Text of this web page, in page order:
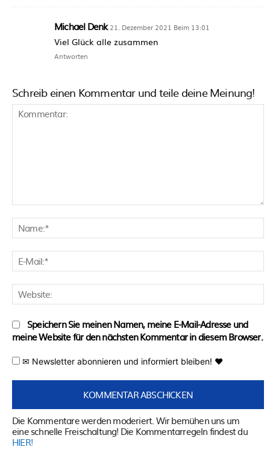
Michael Denk 21. Dezember 2021 Beim 13:01
Viel Glück alle zusammen
Antworten
Schreib einen Kommentar und teile deine Meinung!
Speichern Sie meinen Namen, meine E-Mail-Adresse und
meine Website für den nächsten Kommentar in diesem Browser.
✉ Newsletter abonnieren und informiert bleiben! ♥
Die Kommentare werden moderiert. Wir bemühen uns um
eine schnelle Freischaltung! Die Kommentarregeln findest du
HIER!